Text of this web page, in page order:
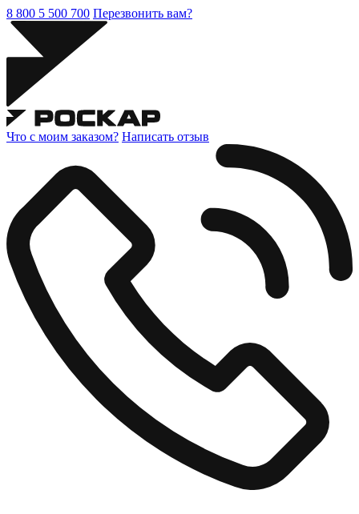
8 800 5 500 700 Перезвонить вам?
Что с моим заказом? Написать отзыв